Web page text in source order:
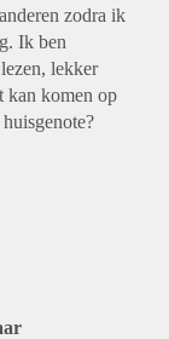
zodra ik
Ik ben
lekker
kan komen op